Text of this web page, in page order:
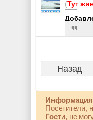
(Тут
Назад
Информация
Посетители,
Гости, не